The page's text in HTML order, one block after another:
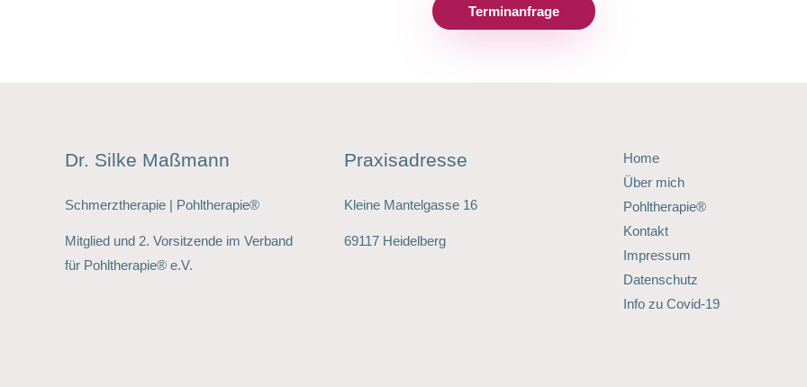
Terminanfrage
Dr. Silke Maßmann
Schmerztherapie | Pohltherapie®
Mitglied und 2. Vorsitzende im Verband
für Pohltherapie® e.V.
Praxisadresse
Kleine Mantelgasse 16
69117 Heidelberg
Home
Über mich
Pohltherapie®
Kontakt
Impressum
Datenschutz
Info zu Covid-19